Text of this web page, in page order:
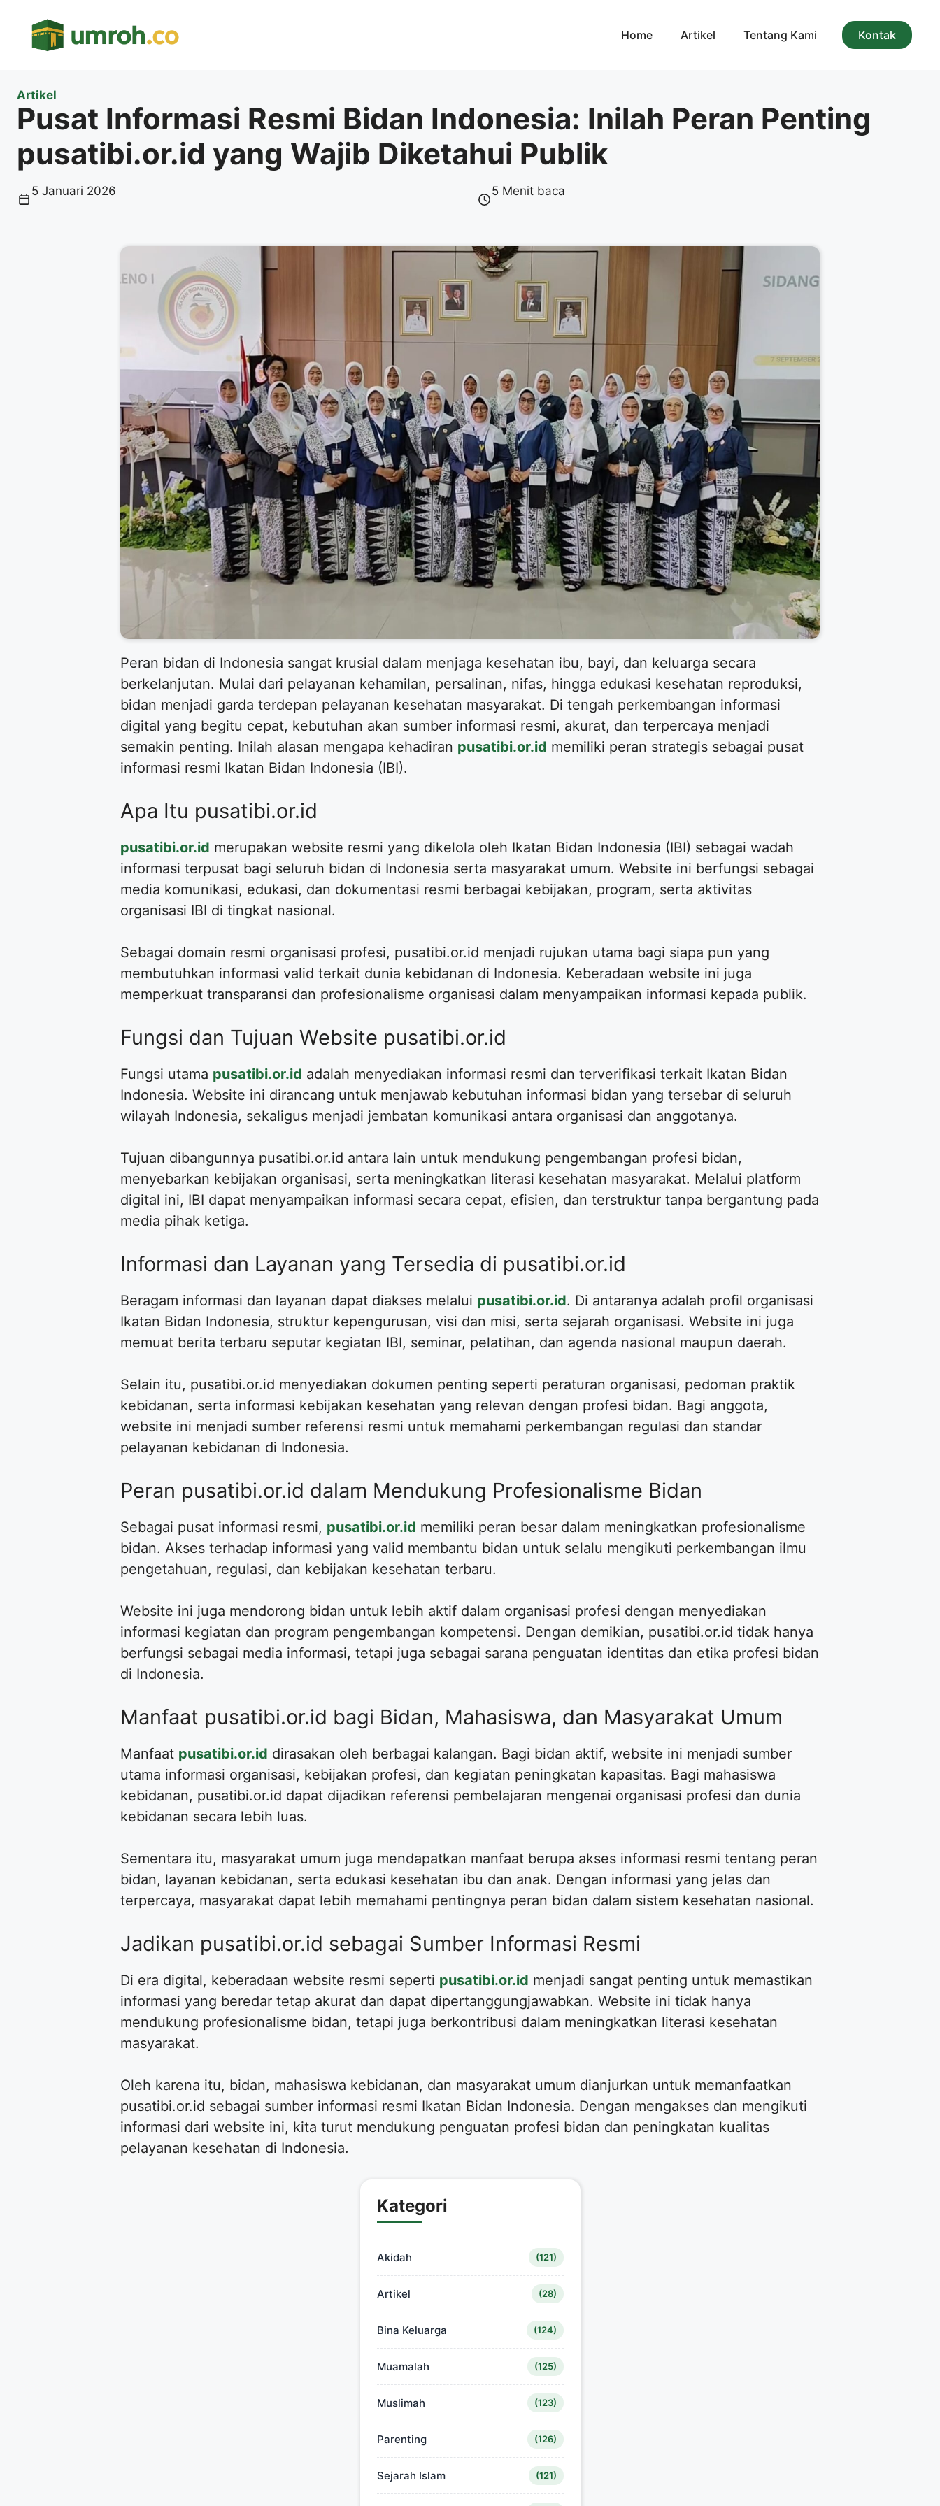
Home Artikel Tentang Kami Kontak
Artikel
Pusat Informasi Resmi Bidan Indonesia: Inilah Peran Penting
pusatibi.or.id yang Wajib Diketahui Publik
5 Januari 2026 5 Menit baca
Peran bidan di Indonesia sangat krusial dalam menjaga kesehatan ibu, bayi, dan keluarga secara
berkelanjutan. Mulai dari pelayanan kehamilan, persalinan, nifas, hingga edukasi kesehatan reproduksi,
bidan menjadi garda terdepan pelayanan kesehatan masyarakat. Di tengah perkembangan informasi
digital yang begitu cepat, kebutuhan akan sumber informasi resmi, akurat, dan terpercaya menjadi
semakin penting. Inilah alasan mengapa kehadiran pusatibi.or.id memiliki peran strategis sebagai pusat
informasi resmi Ikatan Bidan Indonesia (IBI).
Apa Itu pusatibi.or.id
pusatibi.or.id merupakan website resmi yang dikelola oleh Ikatan Bidan Indonesia (IBI) sebagai wadah
informasi terpusat bagi seluruh bidan di Indonesia serta masyarakat umum. Website ini berfungsi sebagai
media komunikasi, edukasi, dan dokumentasi resmi berbagai kebijakan, program, serta aktivitas
organisasi IBI di tingkat nasional.
Sebagai domain resmi organisasi profesi, pusatibi.or.id menjadi rujukan utama bagi siapa pun yang
membutuhkan informasi valid terkait dunia kebidanan di Indonesia. Keberadaan website ini juga
memperkuat transparansi dan profesionalisme organisasi dalam menyampaikan informasi kepada publik.
Fungsi dan Tujuan Website pusatibi.or.id
Fungsi utama pusatibi.or.id adalah menyediakan informasi resmi dan terverifikasi terkait Ikatan Bidan
Indonesia. Website ini dirancang untuk menjawab kebutuhan informasi bidan yang tersebar di seluruh
wilayah Indonesia, sekaligus menjadi jembatan komunikasi antara organisasi dan anggotanya.
Tujuan dibangunnya pusatibi.or.id antara lain untuk mendukung pengembangan profesi bidan,
menyebarkan kebijakan organisasi, serta meningkatkan literasi kesehatan masyarakat. Melalui platform
digital ini, IBI dapat menyampaikan informasi secara cepat, efisien, dan terstruktur tanpa bergantung pada
media pihak ketiga.
Informasi dan Layanan yang Tersedia di pusatibi.or.id
Beragam informasi dan layanan dapat diakses melalui pusatibi.or.id. Di antaranya adalah profil organisasi
Ikatan Bidan Indonesia, struktur kepengurusan, visi dan misi, serta sejarah organisasi. Website ini juga
memuat berita terbaru seputar kegiatan IBI, seminar, pelatihan, dan agenda nasional maupun daerah.
Selain itu, pusatibi.or.id menyediakan dokumen penting seperti peraturan organisasi, pedoman praktik
kebidanan, serta informasi kebijakan kesehatan yang relevan dengan profesi bidan. Bagi anggota,
website ini menjadi sumber referensi resmi untuk memahami perkembangan regulasi dan standar
pelayanan kebidanan di Indonesia.
Peran pusatibi.or.id dalam Mendukung Profesionalisme Bidan
Sebagai pusat informasi resmi, pusatibi.or.id memiliki peran besar dalam meningkatkan profesionalisme
bidan. Akses terhadap informasi yang valid membantu bidan untuk selalu mengikuti perkembangan ilmu
pengetahuan, regulasi, dan kebijakan kesehatan terbaru.
Website ini juga mendorong bidan untuk lebih aktif dalam organisasi profesi dengan menyediakan
informasi kegiatan dan program pengembangan kompetensi. Dengan demikian, pusatibi.or.id tidak hanya
berfungsi sebagai media informasi, tetapi juga sebagai sarana penguatan identitas dan etika profesi bidan
di Indonesia.
Manfaat pusatibi.or.id bagi Bidan, Mahasiswa, dan Masyarakat Umum
Manfaat pusatibi.or.id dirasakan oleh berbagai kalangan. Bagi bidan aktif, website ini menjadi sumber
utama informasi organisasi, kebijakan profesi, dan kegiatan peningkatan kapasitas. Bagi mahasiswa
kebidanan, pusatibi.or.id dapat dijadikan referensi pembelajaran mengenai organisasi profesi dan dunia
kebidanan secara lebih luas.
Sementara itu, masyarakat umum juga mendapatkan manfaat berupa akses informasi resmi tentang peran
bidan, layanan kebidanan, serta edukasi kesehatan ibu dan anak. Dengan informasi yang jelas dan
terpercaya, masyarakat dapat lebih memahami pentingnya peran bidan dalam sistem kesehatan nasional.
Jadikan pusatibi.or.id sebagai Sumber Informasi Resmi
Di era digital, keberadaan website resmi seperti pusatibi.or.id menjadi sangat penting untuk memastikan
informasi yang beredar tetap akurat dan dapat dipertanggungjawabkan. Website ini tidak hanya
mendukung profesionalisme bidan, tetapi juga berkontribusi dalam meningkatkan literasi kesehatan
masyarakat.
Oleh karena itu, bidan, mahasiswa kebidanan, dan masyarakat umum dianjurkan untuk memanfaatkan
pusatibi.or.id sebagai sumber informasi resmi Ikatan Bidan Indonesia. Dengan mengakses dan mengikuti
informasi dari website ini, kita turut mendukung penguatan profesi bidan dan peningkatan kualitas
pelayanan kesehatan di Indonesia.
Kategori
Akidah (121)
Artikel (28)
Bina Keluarga (124)
Muamalah (125)
Muslimah (123)
Parenting (126)
Sejarah Islam (121)